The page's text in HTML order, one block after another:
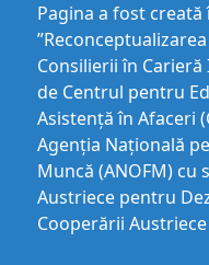
Pagina a fost
Consilierii în Carieră
de Centrul pentru
Asistenţă în Afaceri
Agenția Națională
Muncă (ANOFM)
Austriece pentru
Cooperării